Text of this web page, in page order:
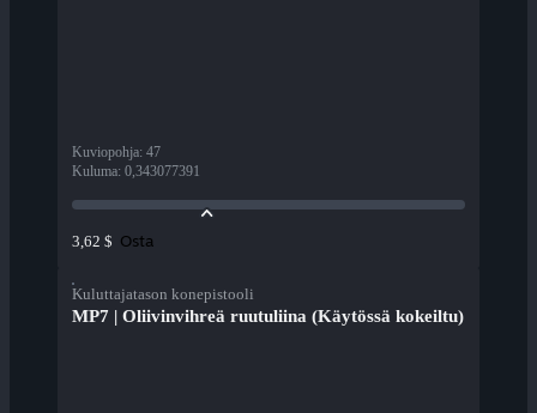
Kuviopohja: 47
Kuluma: 0,343077391
3,62 $ Osta
Kuluttajatason konepistooli
MP7 | Oliivinvihreä ruutuliina (Käytössä kokeiltu)